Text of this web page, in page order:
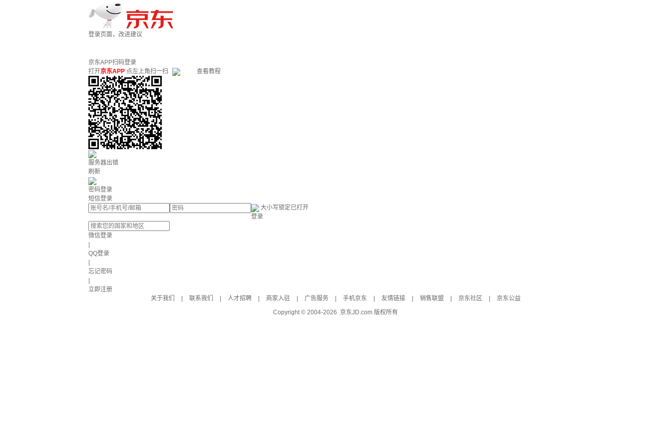
登录页面，改进建议
京东APP扫码登录
打开京东APP 点左上角扫一扫 查看教程
服务器出错
刷新
密码登录
短信登录
大小写锁定已打开
登录
微信登录
QQ登录
忘记密码
立即注册
关于我们
联系我们 人才招聘 商家入驻 广告服务 手机京东 友情链接 销售联盟 京东社区
京东公益
Copyright © 2004-2026 京东JD.com 版权所有